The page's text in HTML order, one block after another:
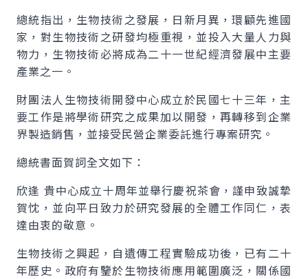
總統指出，生物技術之發展，日新月異，環顧先進國
家，對生物技術之研發均極重視，並投入大量人力與
物力，生物技術必將成為二十一世紀經濟發展中主要
產業之一。
財團法人生物技術開發中心成立於民國七十三年，主
要工作是將學術研究之成果加以開發，再轉移到企業
界製造銷售，並接受民營企業委託進行專案研究。
總統書面賀詞全文如下：
欣逢 貴中心成立十周年並舉行慶祝茶會，謹申致誠摯
賀忱，並向平日致力於研究發展的全體工作同仁，表
達由衷的敬意。
生物技術之興起，自遺傳工程實驗成功後，已有二十
年歷史。政府有鑒於生物技術應用範圍廣泛，關係國